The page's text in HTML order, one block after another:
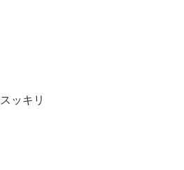
スッキリ